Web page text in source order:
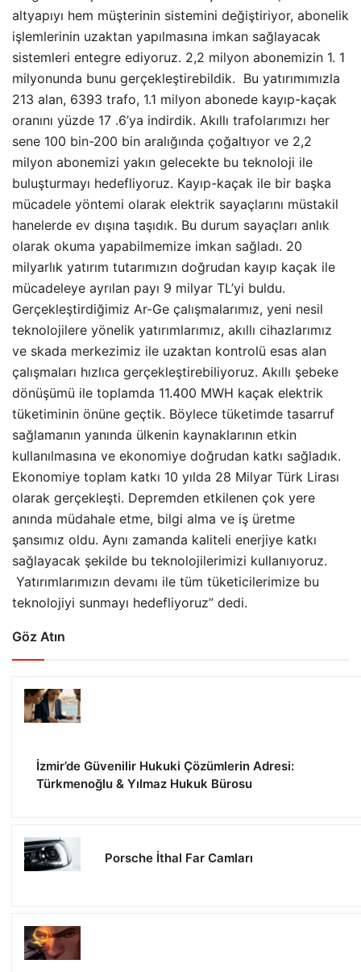
altyapıyı hem müşterinin sistemini değiştiriyor, abonelik
işlemlerinin uzaktan yapılmasına imkan sağlayacak
sistemleri entegre ediyoruz. 2,2 milyon abonemizin 1. 1
milyonunda bunu gerçekleştirebildik. Bu yatırımımızla
213 alan, 6393 trafo, 1.1 milyon abonede kayıp-kaçak
oranını yüzde 17 .6’ya indirdik. Akıllı trafolarımızı her
sene 100 bin-200 bin aralığında çoğaltıyor ve 2,2
milyon abonemizi yakın gelecekte bu teknoloji ile
buluşturmayı hedefliyoruz. Kayıp-kaçak ile bir başka
mücadele yöntemi olarak elektrik sayaçlarını müstakil
hanelerde ev dışına taşıdık. Bu durum sayaçları anlık
olarak okuma yapabilmemize imkan sağladı. 20
milyarlık yatırım tutarımızın doğrudan kayıp kaçak ile
mücadeleye ayrılan payı 9 milyar TL’yi buldu.
Gerçekleştirdiğimiz Ar-Ge çalışmalarımız, yeni nesil
teknolojilere yönelik yatırımlarımız, akıllı cihazlarımız
ve skada merkezimiz ile uzaktan kontrolü esas alan
çalışmaları hızlıca gerçekleştirebiliyoruz. Akıllı şebeke
dönüşümü ile toplamda 11.400 MWH kaçak elektrik
tüketiminin önüne geçtik. Böylece tüketimde tasarruf
sağlamanın yanında ülkenin kaynaklarının etkin
kullanılmasına ve ekonomiye doğrudan katkı sağladık.
Ekonomiye toplam katkı 10 yılda 28 Milyar Türk Lirası
olarak gerçekleşti. Depremden etkilenen çok yere
anında müdahale etme, bilgi alma ve iş üretme
şansımız oldu. Aynı zamanda kaliteli enerjiye katkı
sağlayacak şekilde bu teknolojilerimizi kullanıyoruz.
Yatırımlarımızın devamı ile tüm tüketicilerimize bu
teknolojiyi sunmayı hedefliyoruz” dedi.
Göz Atın
İzmir’de Güvenilir Hukuki Çözümlerin Adresi:
Türkmenoğlu & Yılmaz Hukuk Bürosu
Porsche İthal Far Camları